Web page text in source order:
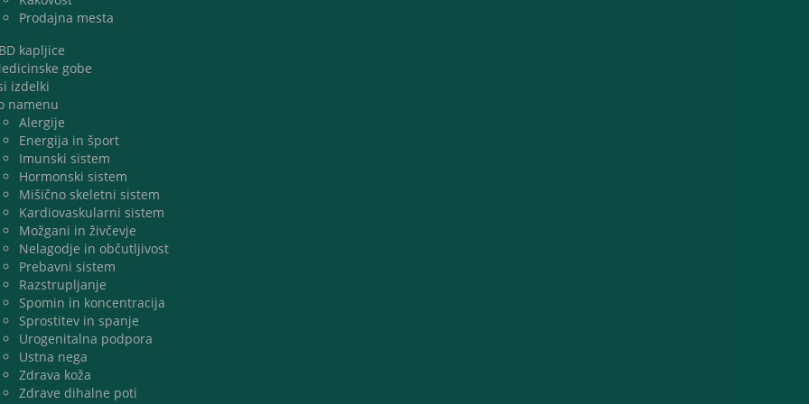
Prodajna mesta
kapljice
gobe
izdelki
namenu
Alergije
Energija in šport
Imunski sistem
Hormonski sistem
Mišično skeletni sistem
Kardiovaskularni sistem
Možgani in živčevje
Nelagodje in občutljivost
Prebavni sistem
Razstrupljanje
Spomin in koncentracija
Sprostitev in spanje
Urogenitalna podpora
Ustna nega
Zdrava koža
Zdrave dihalne poti